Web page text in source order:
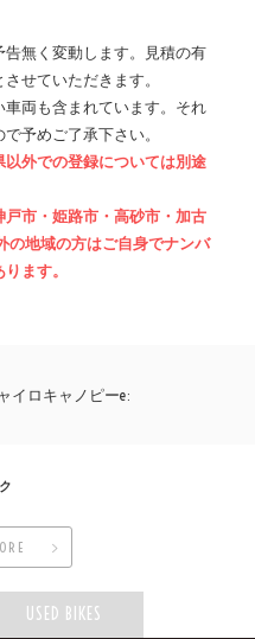
無く変動します。見積の有
せていただきます。
両も含まれています。それ
予めご了承下さい。
以外での登録については別途
戸市・姫路市・高砂市・加古
の地域の方はご自身でナンバ
ます。
イロキャノピーe:
USED BIKES